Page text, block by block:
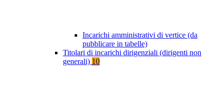
Incarichi amministrativi di vertice (da
pubblicare in tabelle)
Titolari di incarichi dirigenziali (dirigenti non
generali) 10